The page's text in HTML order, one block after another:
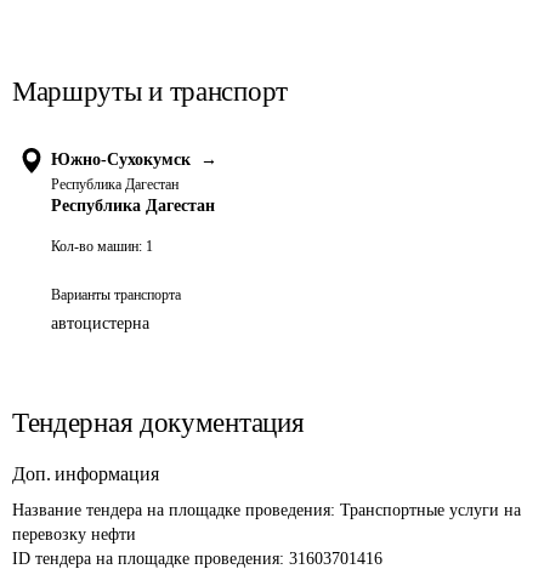
Маршруты и транспорт
Южно-Сухокумск →
Республика Дагестан
Республика Дагестан
Кол-во машин: 1
Варианты транспорта
автоцистерна
Тендерная документация
Доп. информация
Название тендера на площадке проведения: Транспортные услуги на
перевозку нефти
ID тендера на площадке проведения: 31603701416